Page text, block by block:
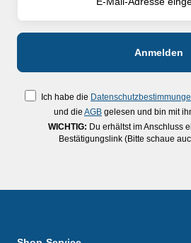
Ich habe die
und die AGB gelesen und bin mit
WICHTIG: Du erhältst im Anschluss
Bestätigungslink (Bitte schaue